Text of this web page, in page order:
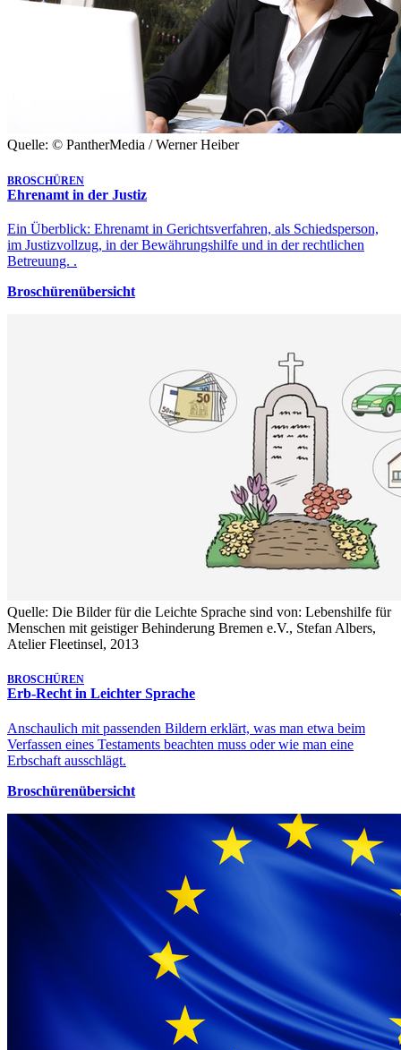
Quelle: © PantherMedia / Werner Heiber
BROSCHÜREN
Ehrenamt in der Justiz
Ein Überblick: Ehrenamt in Gerichtsverfahren, als Schiedsperson,
im Justizvollzug, in der Bewährungshilfe und in der rechtlichen
Betreuung. .
Broschürenübersicht
Quelle: Die Bilder für die Leichte Sprache sind von: Lebenshilfe für
Menschen mit geistiger Behinderung Bremen e.V., Stefan Albers,
Atelier Fleetinsel, 2013
BROSCHÜREN
Erb-Recht in Leichter Sprache
Anschaulich mit passenden Bildern erklärt, was man etwa beim
Verfassen eines Testaments beachten muss oder wie man eine
Erbschaft ausschlägt.
Broschürenübersicht